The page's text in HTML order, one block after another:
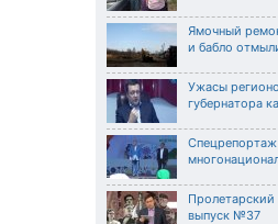
Ямочный
и бабло
Ужасы
губернатора
Спецрепортаж
Пролетарский
выпуск №37